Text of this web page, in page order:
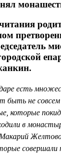
есть
быть не
которые
в